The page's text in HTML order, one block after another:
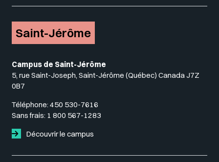
Saint-Jérôme
Campus de Saint-Jérôme
5, rue Saint-Joseph, Saint-Jérôme (Québec) Canada J7Z
0B7
Téléphone: 450 530-7616
Sans frais: 1 800 567-1283
Découvrir le campus